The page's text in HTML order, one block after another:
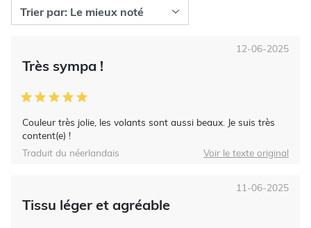
Très sympa !
Couleur très jolie, les volants sont aussi beaux. Je suis très
content(e) !
12-06-2025
Traduit du néerlandais Voir le texte original
Tissu léger et agréable
11-06-2025